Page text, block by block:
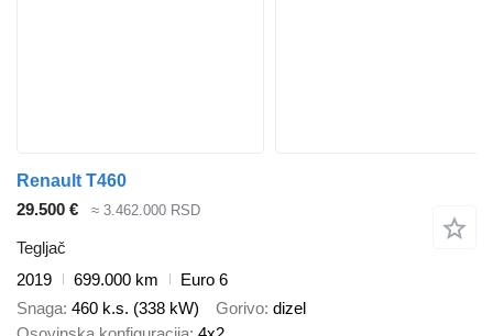
Renault T460
29.500 €
≈ 3.462.000 RSD
Tegljač
2019
699.000 km
Euro 6
Snaga 460 k.s. (338 kW) Gorivo dizel